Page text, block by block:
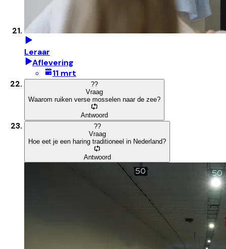
Leraar
Aflevering
11 mrt
??
Vraag
Waarom ruiken verse mosselen naar de zee?
Antwoord
??
Vraag
Hoe eet je een haring traditioneel in Nederland?
Antwoord